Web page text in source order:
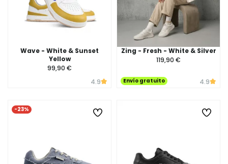
Wave - White & Sunset
Yellow
99,90 €
4.9
Zing - Fresh - White & Silver
119,90 €
Envío gratuito 4.9
-23%